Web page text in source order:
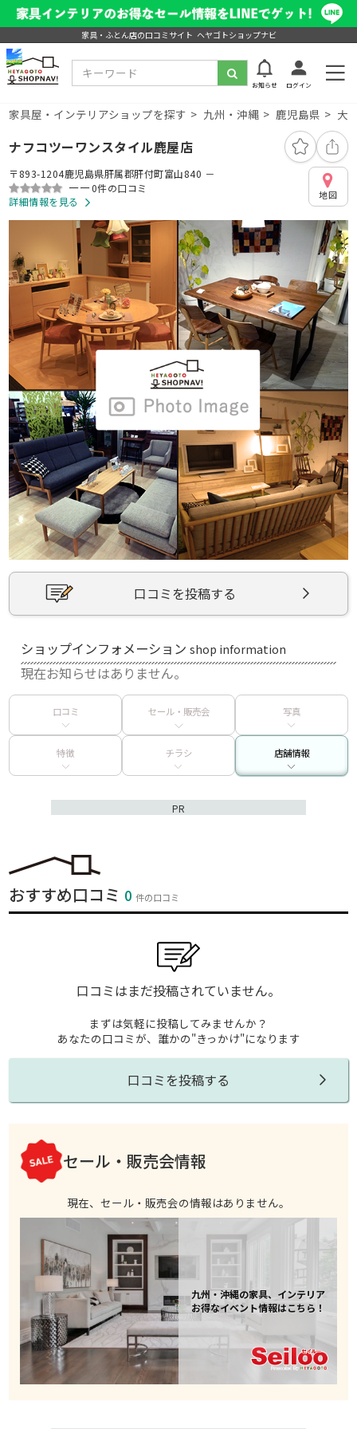
家具・ふとん店の口コミサイト ヘヤゴトショップナビ
お知らせ ログイン
家具屋・インテリアショップを探す 九州・沖縄 鹿児島県 大
ナフコツーワンスタイル鹿屋店
〒893-1204鹿児島県肝属郡肝付町富山840 －
ーー0件の口コミ
詳細情報を見る
地図
口コミを投稿する
ショップインフォメーションshop information
現在お知らせはありません。
口コミ セール・販売会 写真
特徴 チラシ 店舗情報
PR
おすすめ口コミ 0件の口コミ
口コミはまだ投稿されていません。
まずは気軽に投稿してみませんか？
あなたの口コミが、誰かの"きっかけ"になります
口コミを投稿する
セール・販売会情報
現在、セール・販売会の情報はありません。
九州・沖縄の家具、インテリア
お得なイベント情報はこちら！